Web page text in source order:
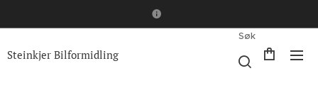
Steinkjer Bilformidling
Søk